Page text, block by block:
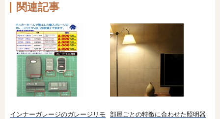
関連記事
インナーガレージのガレージリモ
部屋ごとの特徴に合わせた照明器